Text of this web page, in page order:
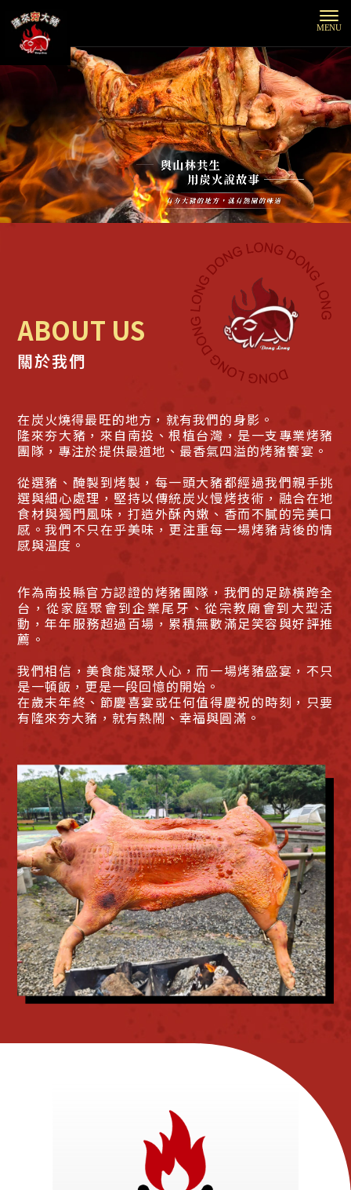
ABOUT US
關於我們
在炭火燒得最旺的地方，就有我們的身影。
隆來夯大豬，來自南投、根植台灣，是一支專業烤豬
團隊，專注於提供最道地、最香氣四溢的烤豬饗宴。
從選豬、醃製到烤製，每一頭大豬都經過我們親手挑
選與細心處理，堅持以傳統炭火慢烤技術，融合在地
食材與獨門風味，打造外酥內嫩、香而不膩的完美口
感。我們不只在乎美味，更注重每一場烤豬背後的情
感與溫度。
作為南投縣官方認證的烤豬團隊，我們的足跡橫跨全
台，從家庭聚會到企業尾牙、從宗教廟會到大型活
動，年年服務超過百場，累積無數滿足笑容與好評推
薦。
我們相信，美食能凝聚人心，而一場烤豬盛宴，不只
是一頓飯，更是一段回憶的開始。
在歲末年終、節慶喜宴或任何值得慶祝的時刻，只要
有隆來夯大豬，就有熱鬧、幸福與圓滿。